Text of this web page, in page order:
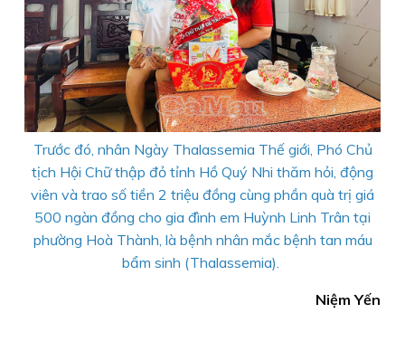
Trước đó, nhân Ngày Thalassemia Thế giới, Phó Chủ
tịch Hội Chữ thập đỏ tỉnh Hồ Quý Nhi thăm hỏi, động
viên và trao số tiền 2 triệu đồng cùng phần quà trị giá
500 ngàn đồng cho gia đình em Huỳnh Linh Trân tại
phường Hoà Thành, là bệnh nhân mắc bệnh tan máu
bẩm sinh (Thalassemia).
Niệm Yến